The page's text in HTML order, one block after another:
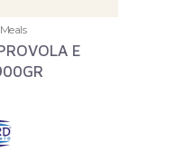
E